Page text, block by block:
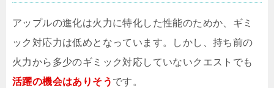
アップルの進化は火力に特化した性能のためか、ギミ
ック対応力は低めとなっています。しかし、持ち前の
火力から多少のギミック対応していないクエストでも
活躍の機会はありそう です。